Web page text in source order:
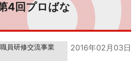
4回プロばな
員研修交流事業
2016年02月03日